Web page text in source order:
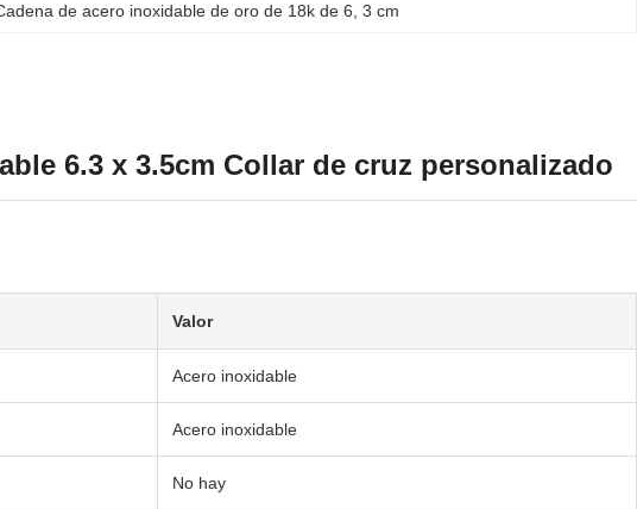
de acero inoxidable de oro de 18k de 6 3 cm
6.3 x 3.5cm Collar de cruz personalizado
Valor
Acero inoxidable
Acero inoxidable
No hay